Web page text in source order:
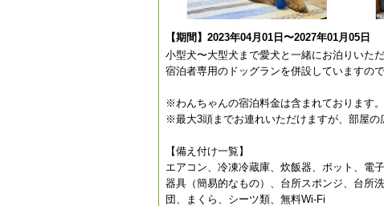
【期間】2023年04月01日〜2027年01月05日
小型犬〜大型犬まで愛犬と一緒にお泊りいただ
宿泊者専用のドッグランを併設していますの
※わんちゃんの宿泊料金は含まれております。
※最大3頭までお連れいただけますが、部屋の
【備え付け一覧】
エアコン、冷凍冷蔵庫、炊飯器、ポット、電
器具（簡易的なもの）、台所スポンジ、台所
団、まくら、シーツ類、無料Wi-Fi